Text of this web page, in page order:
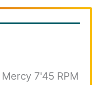
7'45 RPM